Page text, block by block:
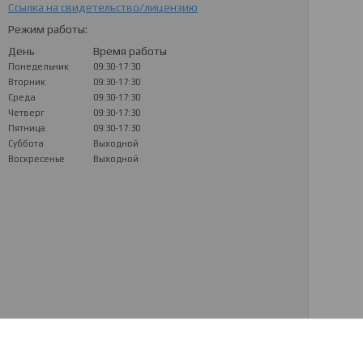
Ссылка на свидетельство/лицензию
Режим работы:
День
Время работы
Понедельник
09:30-17:30
Вторник
09:30-17:30
Среда
09:30-17:30
Четверг
09:30-17:30
Пятница
09:30-17:30
Суббота
Выходной
Воскресенье
Выходной